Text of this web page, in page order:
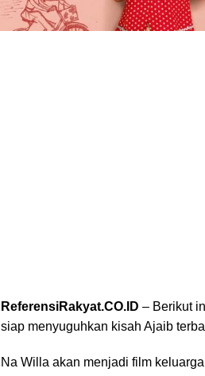
ReferensiRakyat.CO.ID – Berikut
siap menyuguhkan kisah Ajaib
Na Willa akan menjadi film